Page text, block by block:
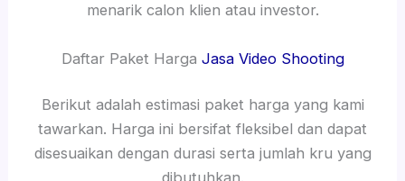
menarik calon klien atau investor.
Daftar Paket Harga Jasa Video Shooting
Berikut adalah estimasi paket harga yang kami
tawarkan. Harga ini bersifat fleksibel dan dapat
disesuaikan dengan durasi serta jumlah kru yang